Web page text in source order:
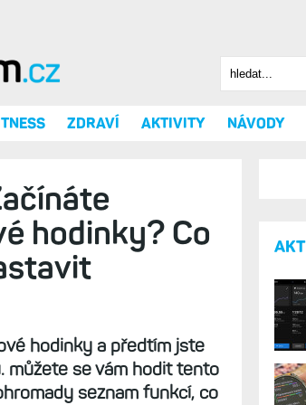
Hledat
ZDRAVÍ AKTIVITY NÁVODY
hodinky? Co
hodinky a předtím jste
můžete se vám hodit tento
seznam funkcí, co